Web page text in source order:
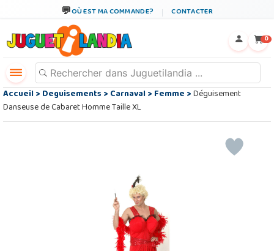
OÙ EST MA COMMANDE? CONTACTER
0
Accueil>Deguisements>Carnaval>Femme>Déguisement
Danseuse de Cabaret Homme Taille XL